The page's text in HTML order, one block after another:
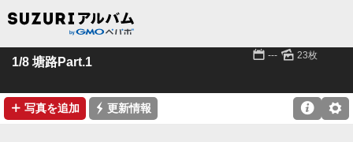
1/8 塘路Part.1 📅 --- 🌄 23枚
➕ 写真を追加 ⚡ 更新情報 ⚙
